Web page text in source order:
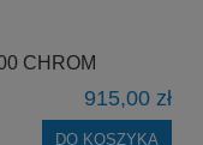
CHROM
915,00 zł
DO KOSZYKA